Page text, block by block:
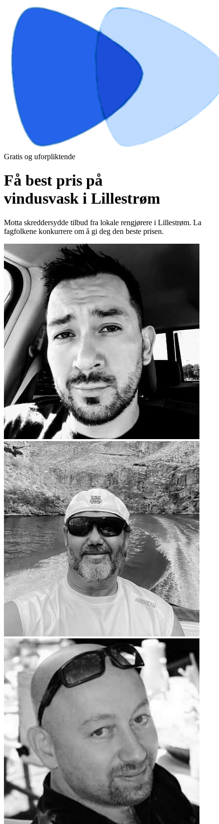
Gratis og uforpliktende
Få best pris på
vindusvask i Lillestrøm
Motta skreddersydde tilbud fra lokale rengjørere i Lillestrøm. La
fagfolkene konkurrere om å gi deg den beste prisen.